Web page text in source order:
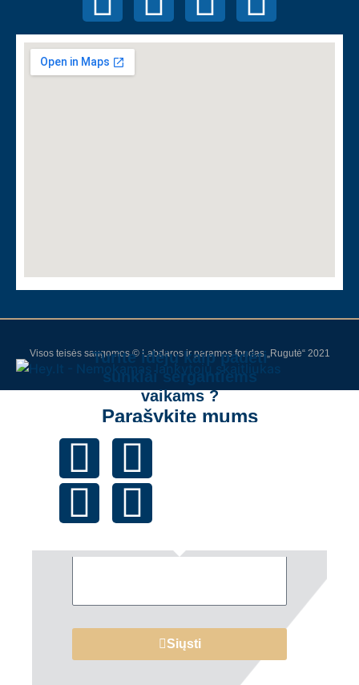
Visos teisės saugomos © Labdaros ir paramos fondas „Rugutė“ 2021
Turite idėjų kaip padėti
sunkiai sergantiems
vaikams ?
Parašykite mums
Email
Siųsti